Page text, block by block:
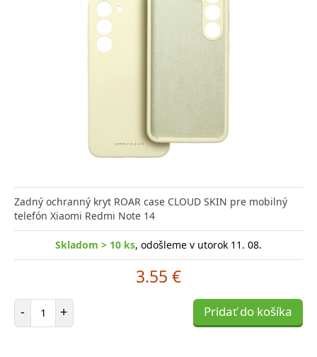
Zadný ochranný kryt ROAR case CLOUD SKIN pre mobilný
telefón Xiaomi Redmi Note 14
Skladom > 10 ks, odošleme v utorok 11. 08.
3.55 €
- Počet položiek
+ Pridať do košíka